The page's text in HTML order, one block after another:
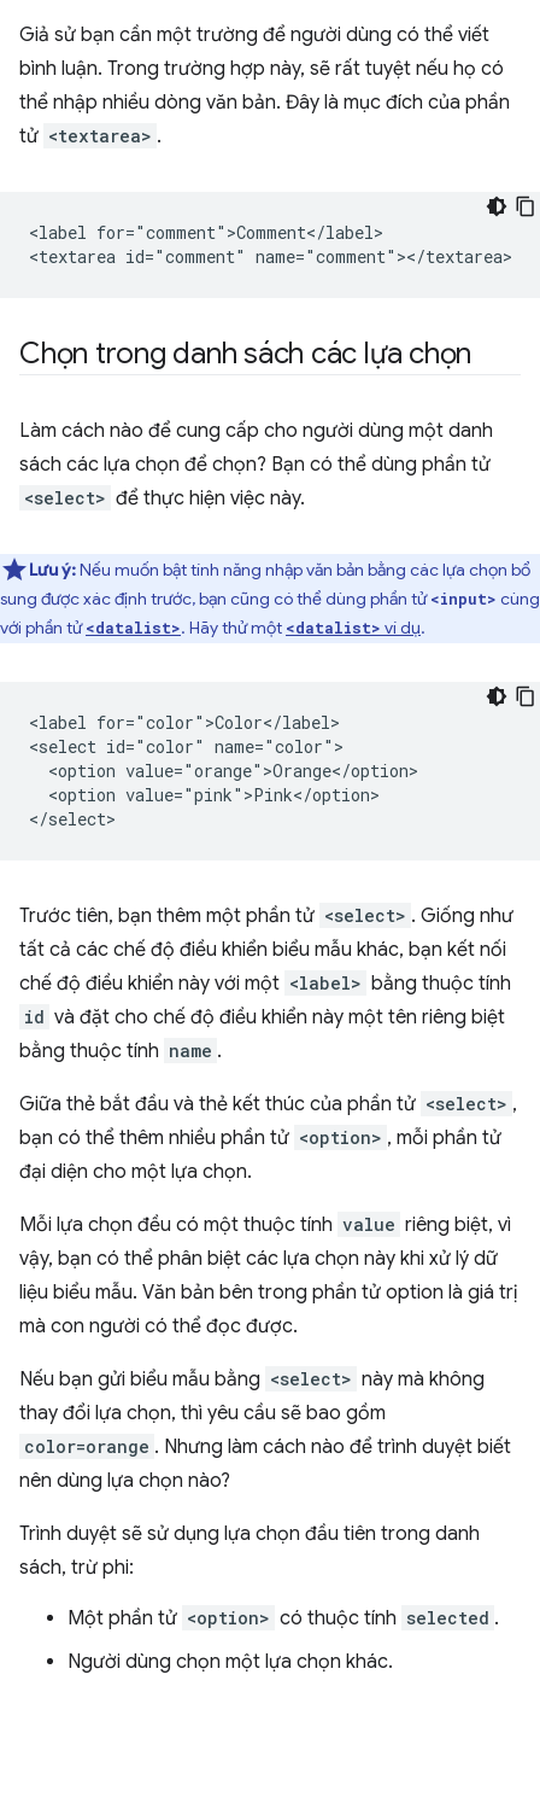
Giả sử bạn cần một trường để người dùng có thể viết
bình luận. Trong trường hợp này, sẽ rất tuyệt nếu họ có
thể nhập nhiều dòng văn bản. Đây là mục đích của phần
tử <textarea> .
<label for="comment">Comment</label>
Chọn trong danh sách các lựa chọn
Làm cách nào để cung cấp cho người dùng một danh
sách các lựa chọn để chọn? Bạn có thể dùng phần tử
<select> để thực hiện việc này.
Lưu ý:Nếu muốn bật tính năng nhập văn bản bằng các lựa chọn bổ
sung được xác định trước, bạn cũng có thể dùng phần tử<input> cùng
với phần tử<datalist>. Hãy thử một <datalist> ví dụ.
<label for="color">Color</label>
<select id="color" name="color">
  <option value="orange">Orange</option>
  <option value="pink">Pink</option>
Trước tiên, bạn thêm một phần tử <select> . Giống như
tất cả các chế độ điều khiển biểu mẫu khác, bạn kết nối
chế độ điều khiển này với một <label> bằng thuộc tính
id và đặt cho chế độ điều khiển này một tên riêng biệt
bằng thuộc tính name .
Giữa thẻ bắt đầu và thẻ kết thúc của phần tử <select> ,
bạn có thể thêm nhiều phần tử <option> , mỗi phần tử
đại diện cho một lựa chọn.
Mỗi lựa chọn đều có một thuộc tính value riêng biệt, vì
vậy, bạn có thể phân biệt các lựa chọn này khi xử lý dữ
liệu biểu mẫu. Văn bản bên trong phần tử option là giá trị
mà con người có thể đọc được.
Nếu bạn gửi biểu mẫu bằng <select> này mà không
thay đổi lựa chọn, thì yêu cầu sẽ bao gồm
color=orange . Nhưng làm cách nào để trình duyệt biết
nên dùng lựa chọn nào?
Trình duyệt sẽ sử dụng lựa chọn đầu tiên trong danh
sách, trừ phi:
Một phần tử <option> có thuộc tính selected .
Người dùng chọn một lựa chọn khác.